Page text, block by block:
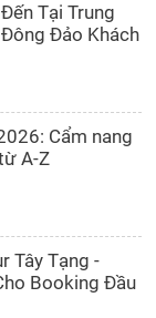
Tại Trung
Đảo Khách
Cẩm nang
A-Z
Tây Tạng -
Booking Đầu